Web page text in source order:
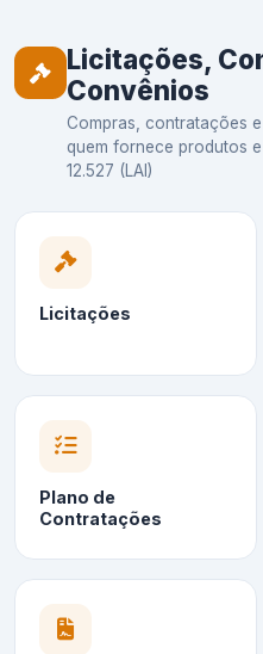
Licitações,
Convênios
Compras, contratações
quem fornece produtos e
12.527 (LAI)
Licitações
Plano de
Contratações